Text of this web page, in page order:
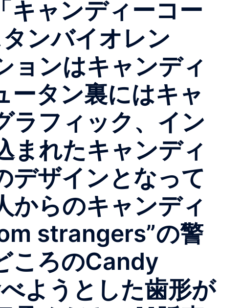
ャンディーコー
ンバイオレン
ョンはキャンディ
ータン裏にはキャ
ラフィック、イン
まれたキャンディ
デザインとなって
からのキャンディ
strangers”の警
ころのCandy
ようとした歯形が